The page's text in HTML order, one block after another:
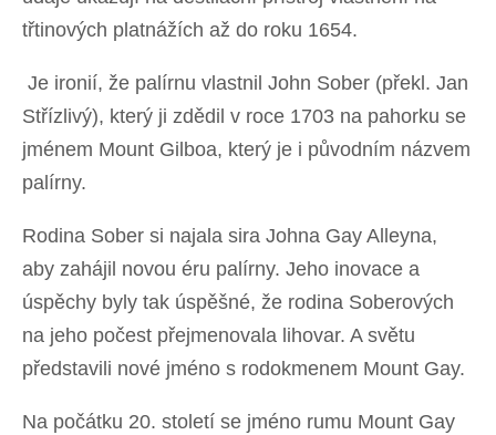
třtinových platnážích až do roku 1654.
Je ironií, že palírnu vlastnil John Sober (překl. Jan
Střízlivý), který ji zdědil v roce 1703 na pahorku se
jménem Mount Gilboa, který je i původním názvem
palírny.
Rodina Sober si najala sira Johna Gay Alleyna,
aby zahájil novou éru palírny. Jeho inovace a
úspěchy byly tak úspěšné, že rodina Soberových
na jeho počest přejmenovala lihovar. A světu
představili nové jméno s rodokmenem Mount Gay.
Na počátku 20. století se jméno rumu Mount Gay